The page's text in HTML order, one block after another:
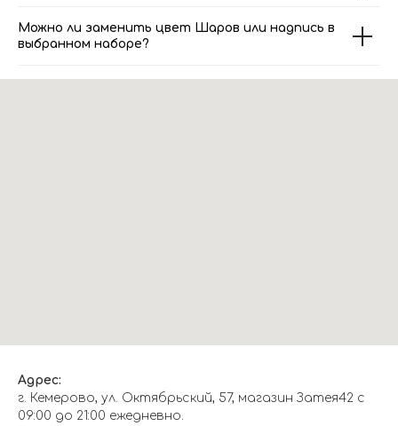
Можно ли заменить цвет Шаров или надпись в
выбранном наборе?
Адрес:
г. Кемерово, ул. Октябрьский, 57, магазин Затея42 с
09:00 до 21:00 ежедневно.